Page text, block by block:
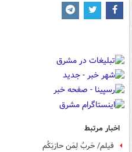
اخبار مرتبط
فیلم/ حَربٌ‌ لِمَن حارَبَکُم